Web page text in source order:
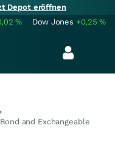
Depot eröffnen
% Dow Jones +0,25%
and Exchangeable